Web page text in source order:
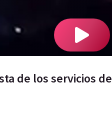
de los servicios de